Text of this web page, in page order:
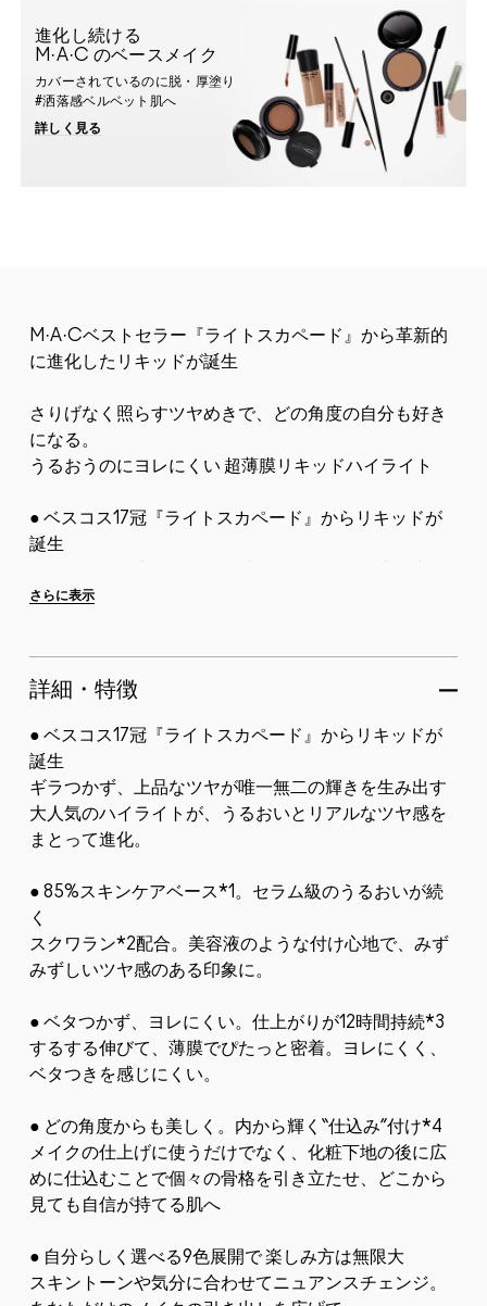
進化し続ける
M·A·C のベースメイク
カバーされているのに脱・厚塗り
#洒落感ベルベット肌へ
詳しく見る
M·A·Cベストセラー『ライトスカペード』から革新的
に進化したリキッドが誕生
さりげなく照らすツヤめきで、どの角度の自分も好き
になる。
うるおうのにヨレにくい 超薄膜リキッドハイライト
● ベスコス17冠『ライトスカペード』からリキッドが
誕生
大人気のハイライトが、うるおいとリアルなツヤ感を
● 85%スキンケアベース*1。セラム級のうるおいが続
く
ス...
さらに表示
詳細・特徴
● ベスコス17冠『ライトスカペード』からリキッドが
誕生
ギラつかず、上品なツヤが唯一無二の輝きを生み出す
大人気のハイライトが、うるおいとリアルなツヤ感を
まとって進化。
● 85%スキンケアベース*1。セラム級のうるおいが続
く
スクワラン*2配合。美容液のような付け心地で、みず
みずしいツヤ感のある印象に。
● ベタつかず、ヨレにくい。仕上がりが12時間持続*3
するする伸びて、薄膜でぴたっと密着。ヨレにくく、
ベタつきを感じにくい。
● どの角度からも美しく。内から輝く“仕込み”付け*4
メイクの仕上げに使うだけでなく、化粧下地の後に広
めに仕込むことで個々の骨格を引き立たせ、どこから
見ても自信が持てる肌へ
● 自分らしく選べる9色展開で 楽しみ方は無限大
スキントーンや気分に合わせてニュアンスチェンジ。